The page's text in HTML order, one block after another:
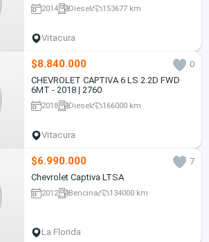
2014 Diesel 153677 km
Vitacura
$8.840.000
0
CHEVROLET CAPTIVA 6 LS 2.2D FWD
6MT - 2018 | 2760
2018 Diesel 166000 km
Vitacura
$6.990.000
7
Chevrolet Captiva LTSA
2012 Bencina 134000 km
La Florida